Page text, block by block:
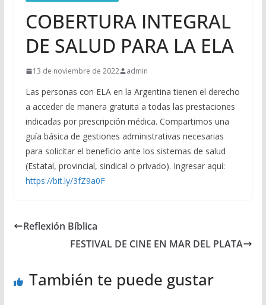
COBERTURA INTEGRAL
DE SALUD PARA LA ELA
13 de noviembre de 2022 admin
Las personas con ELA en la Argentina tienen el derecho
a acceder de manera gratuita a todas las prestaciones
indicadas por prescripción médica. Compartimos una
guía básica de gestiones administrativas necesarias
para solicitar el beneficio ante los sistemas de salud
(Estatal, provincial, sindical o privado). Ingresar aquí:
https://bit.ly/3fZ9a0F
Reflexión Bíblica
FESTIVAL DE CINE EN MAR DEL PLATA
También te puede gustar